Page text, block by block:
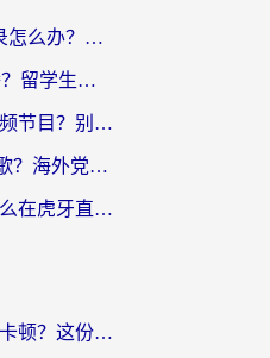
12123在境外不能登录怎么办？海外党亲测有效的回国加速方案
海外如何看CBA直播？留学生亲测有效的体育赛事观看指南
在国外怎么看咪咕视频节目？别让地域限制挡住你的追剧自由
在国外怎么用全民K歌？海外党亲测不卡顿的回国加速秘籍
海外党必看：国外怎么在虎牙直播不卡顿？附腾讯视频网易云音乐解决方案
在欧洲打街头篮球总卡顿？这份加速器选择指南帮你解决延迟难题